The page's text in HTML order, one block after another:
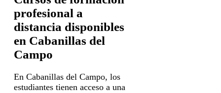
profesional a
distancia disponibles
en Cabanillas del
Campo
En Cabanillas del Campo, los
estudiantes tienen acceso a una